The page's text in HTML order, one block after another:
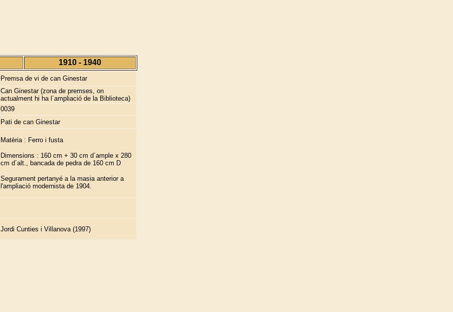
1910 - 1940
Premsa de vi de can Ginestar
Can Ginestar (zona de premses, on
actualment hi ha l´ampliació de la Biblioteca)
0039
Pati de can Ginestar
Matèria : Ferro i fusta
Dimensions : 160 cm + 30 cm d´ample x 280
cm d´alt., bancada de pedra de 160 cm D
Segurament pertanyé a la masia anterior a
l'ampliació modernista de 1904.
Jordi Cunties i Villanova (1997)